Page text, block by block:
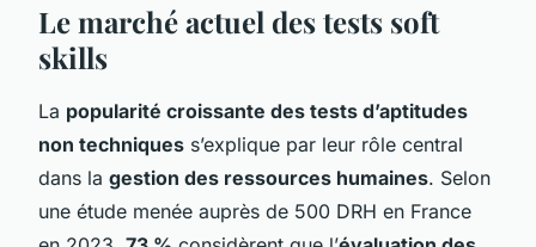
Le marché actuel des tests soft
skills
La popularité croissante des tests d’aptitudes
non techniques s’explique par leur rôle central
dans la gestion des ressources humaines. Selon
une étude menée auprès de 500 DRH en France